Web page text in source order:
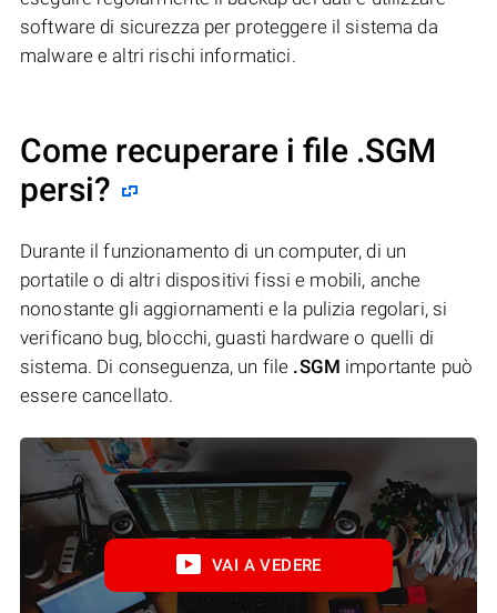
software di sicurezza per proteggere il sistema da
malware e altri rischi informatici.
Come recuperare i file .SGM
persi?
Durante il funzionamento di un computer, di un
portatile o di altri dispositivi fissi e mobili, anche
nonostante gli aggiornamenti e la pulizia regolari, si
verificano bug, blocchi, guasti hardware o quelli di
sistema. Di conseguenza, un file .SGM importante può
essere cancellato.
VAI A VEDERE